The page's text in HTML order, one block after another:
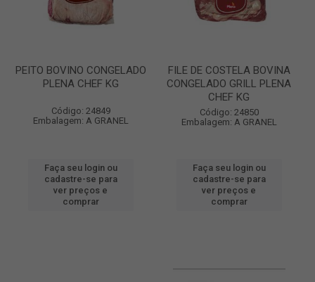
PEITO BOVINO CONGELADO
PLENA CHEF KG
Código: 24849
Embalagem: A GRANEL
Faça seu login ou
cadastre-se para
ver preços e
comprar
FILE DE COSTELA BOVINA
CONGELADO GRILL PLENA
CHEF KG
Código: 24850
Embalagem: A GRANEL
Faça seu login ou
cadastre-se para
ver preços e
comprar